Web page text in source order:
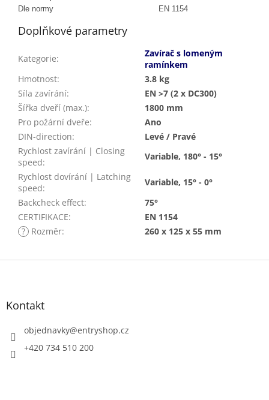
Dle normy
EN 1154
Doplňkové parametry
Kategorie:
Zavírač s lomeným
ramínkem
Hmotnost:
3.8 kg
Síla zavírání:
EN >7 (2 x DC300)
Šířka dveří (max.):
1800 mm
Pro požární dveře:
Ano
DIN-direction:
Levé / Pravé
Rychlost zavírání | Closing
speed:
Variable, 180° - 15°
Rychlost dovírání | Latching
speed:
Variable, 15° - 0°
Backcheck effect:
75°
CERTIFIKACE:
EN 1154
? Rozměr: 260 x 125 x 55 mm
Z
Kontakt
objednavky@entryshop.cz
+420 734 510 200